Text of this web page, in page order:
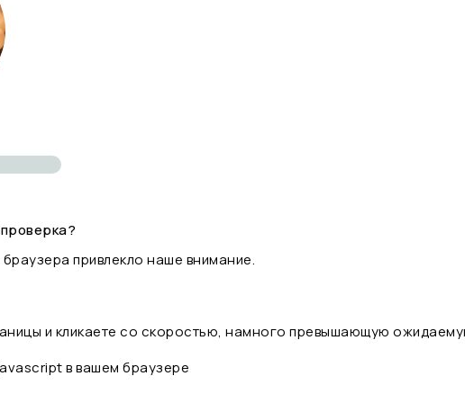
привлекло наше внимание.
и кликаете со скоростью, намного превышающую
в вашем браузере